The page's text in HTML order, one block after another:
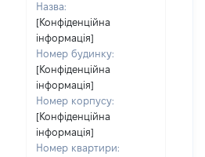
Назва:
[Конфіденційна
інформація]
Номер будинку:
[Конфіденційна
інформація]
Номер корпусу:
[Конфіденційна
інформація]
Номер квартири: